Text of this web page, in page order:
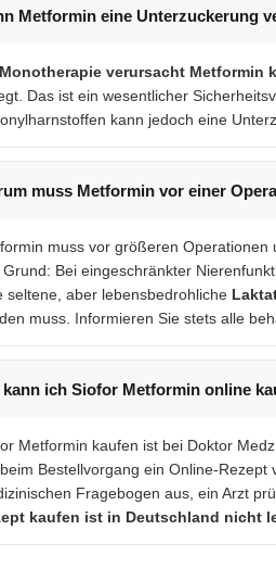
Metformin eine Unterzuckerung
Monotherapie verursacht Metformin
Das ist ein wesentlicher
kann jedoch eine
muss Metformin vor einer
muss vor größeren Operationen
Grund: Bei eingeschränkter
seltene, aber lebensbedrohliche
muss. Informieren Sie stets alle
kann ich Siofor Metformin online
Metformin kaufen ist bei Doktor
Bestellvorgang ein Online-
Fragebogen aus, ein Arzt
kaufen ist in Deutschland nicht